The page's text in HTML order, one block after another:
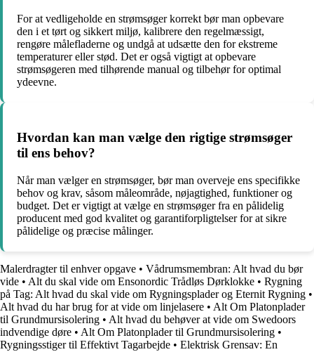
For at vedligeholde en strømsøger korrekt bør man opbevare
den i et tørt og sikkert miljø, kalibrere den regelmæssigt,
rengøre målefladerne og undgå at udsætte den for ekstreme
temperaturer eller stød. Det er også vigtigt at opbevare
strømsøgeren med tilhørende manual og tilbehør for optimal
ydeevne.
Hvordan kan man vælge den rigtige strømsøger
til ens behov?
Når man vælger en strømsøger, bør man overveje ens specifikke
behov og krav, såsom måleområde, nøjagtighed, funktioner og
budget. Det er vigtigt at vælge en strømsøger fra en pålidelig
producent med god kvalitet og garantiforpligtelser for at sikre
pålidelige og præcise målinger.
Malerdragter til enhver opgave • Vådrumsmembran: Alt hvad du bør
vide • Alt du skal vide om Ensonordic Trådløs Dørklokke • Rygning
på Tag: Alt hvad du skal vide om Rygningsplader og Eternit Rygning •
Alt hvad du har brug for at vide om linjelasere • Alt Om Platonplader
til Grundmursisolering • Alt hvad du behøver at vide om Swedoors
indvendige døre • Alt Om Platonplader til Grundmursisolering •
Rygningsstiger til Effektivt Tagarbejde • Elektrisk Grensav: En